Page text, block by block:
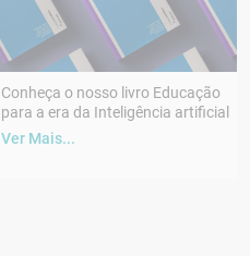
Conheça o nosso livro Educação
para a era da Inteligência artificial
Ver Mais...